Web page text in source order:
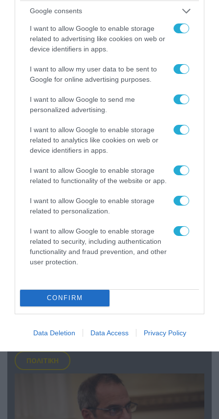
Google consents
I want to allow Google to enable storage
related to advertising like cookies on web or
device identifiers in apps.
I want to allow my user data to be sent to
Google for online advertising purposes.
I want to allow Google to send me
personalized advertising.
I want to allow Google to enable storage
related to analytics like cookies on web or
device identifiers in apps.
I want to allow Google to enable storage
related to functionality of the website or app.
I want to allow Google to enable storage
related to personalization.
I want to allow Google to enable storage
related to security, including authentication
functionality and fraud prevention, and other
user protection.
CONFIRM
Data Deletion Data Access Privacy Policy
07.08.2026 | 02:02
Στο Βελιγράδι ο Β.Ζελένσκι: «Πρέπει να
αποσπάσουμε τους Σέρβους από το
στρατόπεδο της Ρωσίας»
Κ.Τσίγκας για νέα Canadair DHC-515: «Θα
πετούν τη νύχτα αλλά δεν θα πραγματοποιούν
ΠΟΛΙΤΙΚΗ